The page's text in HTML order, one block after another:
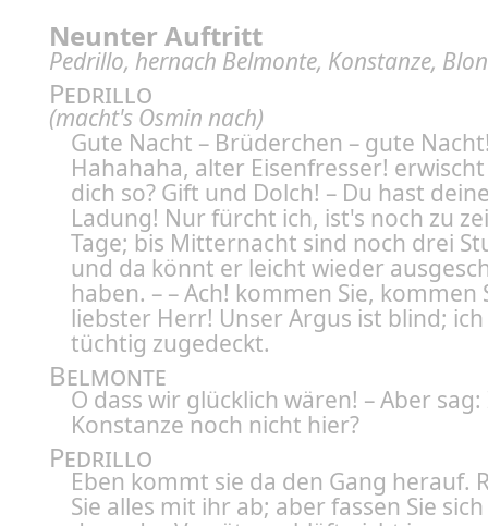
Neunter Auftritt
Pedrillo, hernach Belmonte, Konstanze,
Pedrillo
(macht's Osmin nach)
Gute Nacht – Brüderchen – gute
Hahahaha, alter Eisenfresser!
dich so? Gift und Dolch! – Du hast
Ladung! Nur fürcht ich, ist's noch zu
Tage; bis Mitternacht sind noch drei
und da könnt er leicht wieder
haben. – – Ach! kommen Sie, kommen
liebster Herr! Unser Argus ist blind;
tüchtig zugedeckt.
Belmonte
O dass wir glücklich wären! – Aber
Konstanze noch nicht hier?
Pedrillo
Eben kommt sie da den Gang herauf.
Sie alles mit ihr ab; aber fassen Sie